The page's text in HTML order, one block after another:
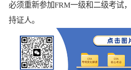
必须重新参加FRM一级和二级考试
持证人。